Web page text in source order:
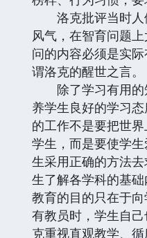
洛克批评当时人
风气，在智育问题
问的内容必须是实
谓洛克的醒世之言。
除了学习有用的
养学生良好的学习
的工作不是要把世
学生，而是要使学
生采用正确的方法
生了解各学科的基
教育的目的只在于
有教员时，学生自
克重视直观教学、